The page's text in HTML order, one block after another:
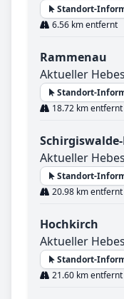
Standort-
6.56 km entfernt
Rammenau
Aktueller
Standort-
18.72 km entfernt
Aktueller
Standort-
20.98 km entfernt
Hochkirch
Aktueller
Standort-
21.60 km entfernt